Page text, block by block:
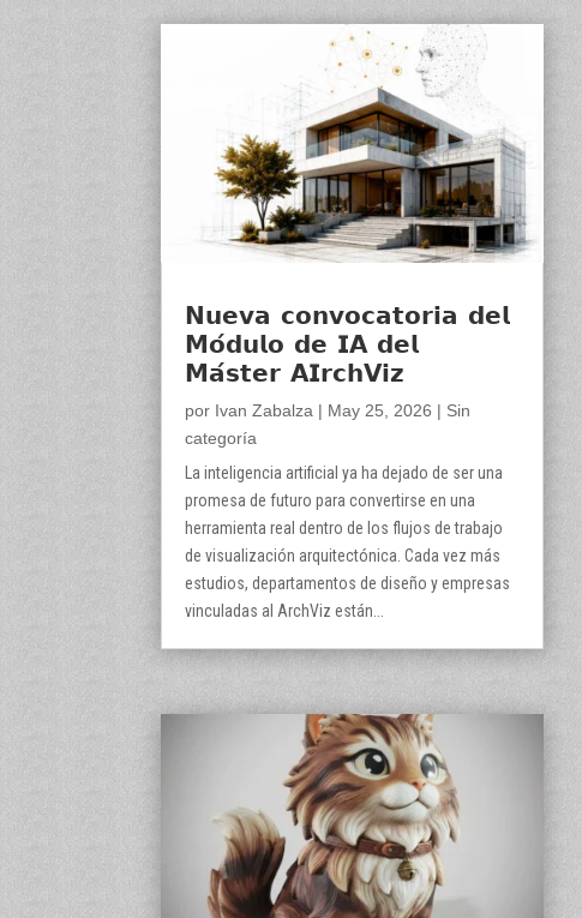
𝗡𝘂𝗲𝘃𝗮 𝗰𝗼𝗻𝘃𝗼𝗰𝗮𝘁𝗼𝗿𝗶𝗮 𝗱𝗲𝗹
𝗠𝗼́𝗱𝘂𝗹𝗼 𝗱𝗲 𝗜𝗔 𝗱𝗲𝗹
𝗠𝗮́𝘀𝘁𝗲𝗿 𝗔𝗜𝗿𝗰𝗵𝗩𝗶𝘇
por Ivan Zabalza | May 25, 2026 | Sin
categoría
La inteligencia artificial ya ha dejado de ser una
promesa de futuro para convertirse en una
herramienta real dentro de los flujos de trabajo
de visualización arquitectónica. Cada vez más
estudios, departamentos de diseño y empresas
vinculadas al ArchViz están...